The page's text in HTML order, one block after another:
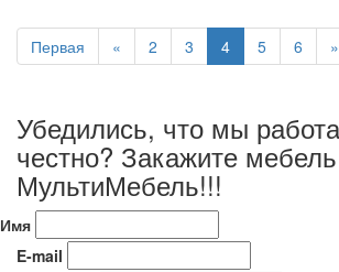
Первая « 2 3 4 5 6 »
Убедились, что мы
честно? Закажите
МультиМебель!!!
Имя
E-mail